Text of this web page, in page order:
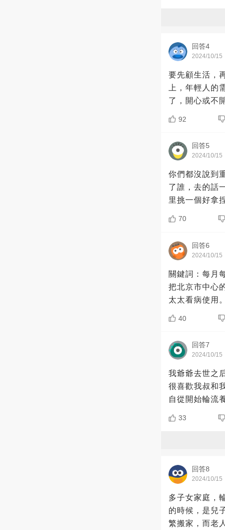
回答4
2024/10/15
要先顧生活，
上，年輕人的
了，開心或不
92
回答5
2024/10/15
你們都沒說到
了誰，去的話
里挑一個好拿
70
回答6
2024/10/15
關鍵詞：每月
把北京市中心
太太看病使用
40
回答7
2024/10/15
我爺爺去世之
很喜歡我叔和
自從開始輪流
33
回答8
2024/10/15
多子女家庭，
的時候，是兒
繁搬家，而老